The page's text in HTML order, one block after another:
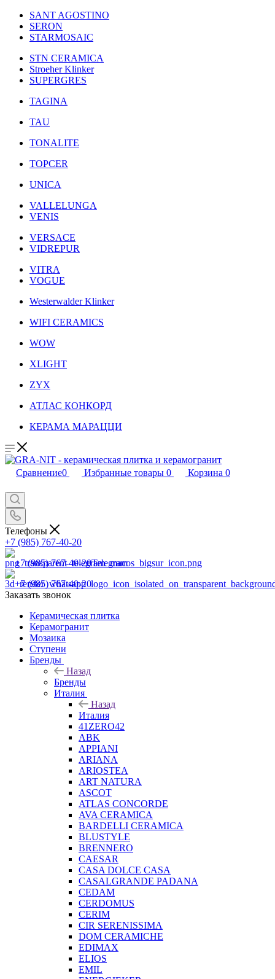
SANT AGOSTINO
SERON
STARMOSAIC
STN CERAMICA
Stroeher Klinker
SUPERGRES
TAGINA
TAU
TONALITE
TOPCER
UNICA
VALLELUNGA
VENIS
VERSACE
VIDREPUR
VITRA
VOGUE
Westerwalder Klinker
WIFI CERAMICS
WOW
XLIGHT
ZYX
АТЛАС КОНКОРД
КЕРАМА МАРАЦЦИ
Сравнение0 Избранные товары 0 Корзина 0
Телефоны
+7 (985) 767-40-20
+7 (985) 767-40-20Telegram
+7 (985) 767-40-20
Заказать звонок
Керамическая плитка
Керамогранит
Мозаика
Ступени
Бренды
Назад
Бренды
Италия
Назад
Италия
41ZERO42
ABK
APPIANI
ARIANA
ARIOSTEA
ART NATURA
ASCOT
ATLAS CONCORDE
AVA CERAMICA
BARDELLI CERAMICA
BLUSTYLE
BRENNERO
CAESAR
CASA DOLCE CASA
CASALGRANDE PADANA
CEDAM
CERDOMUS
CERIM
CIR SERENISSIMA
DOM CERAMICHE
EDIMAX
ELIOS
EMIL